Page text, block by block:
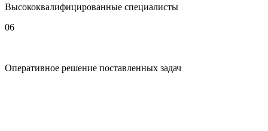
Высококвалифицированные специалисты
06
Оперативное решение поставленных задач